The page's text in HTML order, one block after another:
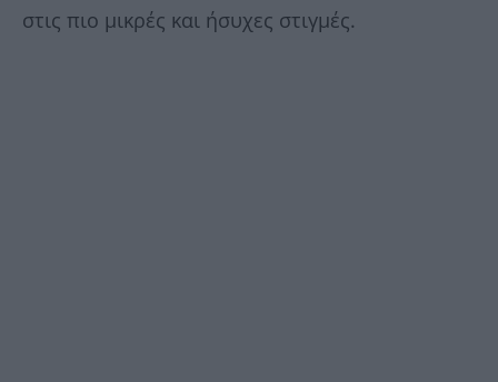
στις πιο μικρές και ήσυχες στιγμές.